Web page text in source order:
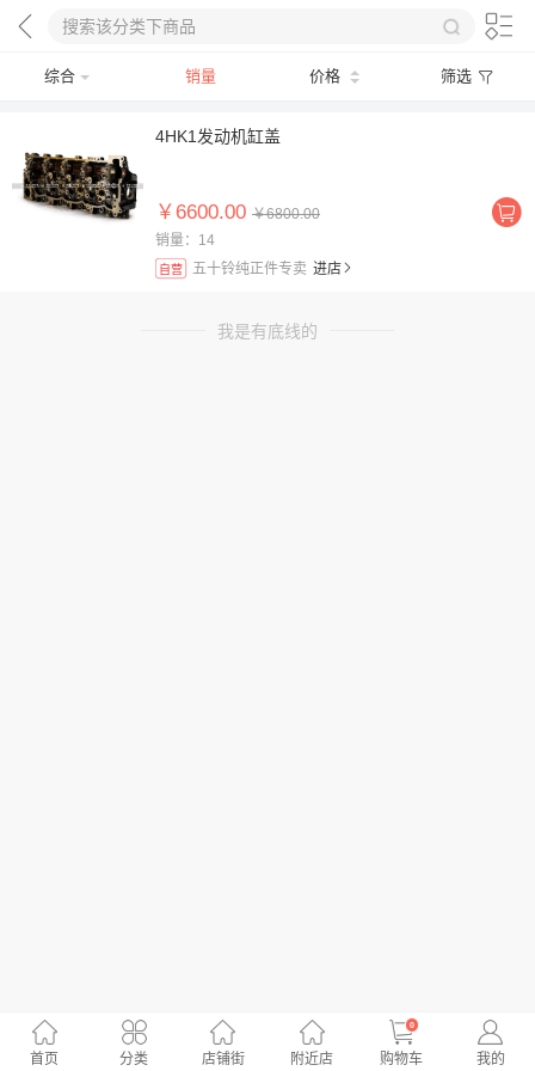
综合 销量 价格 筛选
4HK1发动机缸盖
￥6600.00 ￥6800.00
销量：14
自营 五十铃纯正件专卖 进店
我是有底线的
首页 分类 店铺街 附近店
0
购物车 我的